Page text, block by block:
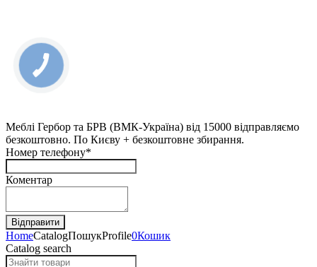
Меблі Гербор та БРВ (ВМК-Україна) від 15000 відправляємо
безкоштовно. По Києву + безкоштовне збирання.
Номер телефону*
Коментар
HomeCatalogПошукProfile0Кошик
Catalog search
КНОПКА
ЗВ'ЯЗКУ